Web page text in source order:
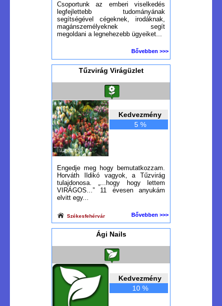
Csoportunk az emberi viselkedés
legfejlettebb tudományának
segítségével cégeknek, irodáknak,
magánszemélyeknek segít
megoldani a legnehezebb ügyeiket...
Bővebben >>>
Tűzvirág Virágüzlet
Kedvezmény
5 %
Engedje meg hogy bemutatkozzam.
Horváth Ildikó vagyok, a Tűzvirág
tulajdonosa. „...hogy hogy lettem
VIRÁGOS...” 11 évesen anyukám
elvitt egy...
Székesfehérvár Bővebben >>>
Ági Nails
Kedvezmény
10 %